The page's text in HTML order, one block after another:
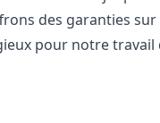
des garanties sur
pour notre